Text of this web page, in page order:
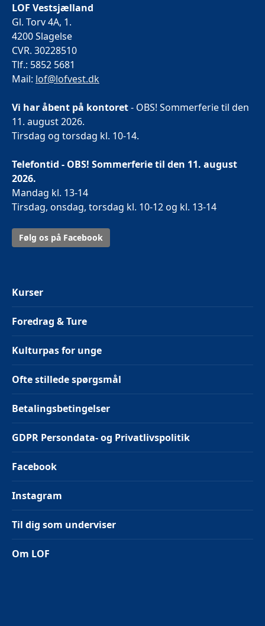
LOF Vestsjælland
Gl. Torv 4A, 1.
4200 Slagelse
CVR. 30228510
Tlf.: 5852 5681
Mail: lof@lofvest.dk
Vi har åbent på kontoret- OBS! Sommerferie til den
11. august 2026.
Tirsdag og torsdag kl. 10-14.
Telefontid - OBS! Sommerferie til den 11. august
2026.
Mandag kl. 13-14
Tirsdag, onsdag, torsdag kl. 10-12 og kl. 13-14
Følg os på Facebook
Kurser
Foredrag & Ture
Kulturpas for unge
Ofte stillede spørgsmål
Betalingsbetingelser
GDPR Persondata- og Privatlivspolitik
Facebook
Instagram
Til dig som underviser
Om LOF